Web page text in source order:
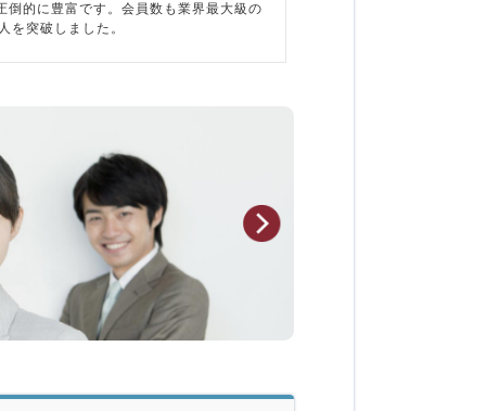
倒的に豊富です。会員数も業界最大級の
を突破しました。